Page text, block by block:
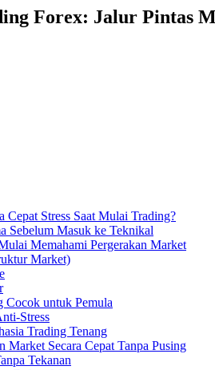
Forex: Jalur Pintas
Cepat Stress Saat Mulai Trading?
Sebelum Masuk ke Teknikal
Memahami Pergerakan Market
Market)
Cocok untuk Pemula
Stress
Trading Tenang
Market Secara Cepat Tanpa Pusing
Tekanan